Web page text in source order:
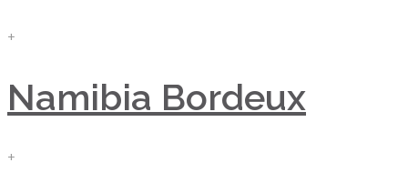
+
Namibia Bordeux
+